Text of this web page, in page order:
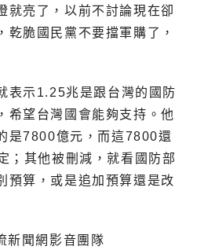
就亮了，以前不討論現在卻
乾脆國民黨不要擋軍購了，
表示1.25兆是跟台灣的國防
希望台灣國會能夠支持。他
是7800億元，而這7800還
；其他被刪減，就看國防部
預算，或是追加預算還是改
新聞網影音團隊